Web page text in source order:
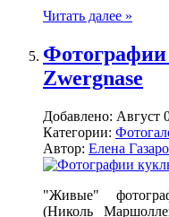
Читать далее »
Zwergnase
Добавлено: Август
Категории:
Автор: Елена
"Живые"
(Николь